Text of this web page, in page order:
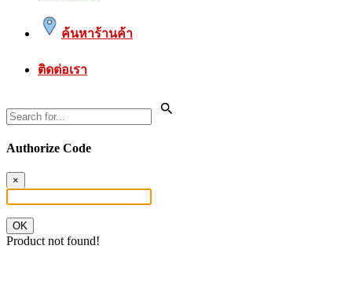
ค้นหาร้านค้า
ติดต่อเรา
Authorize Code
×
OK
Product not found!